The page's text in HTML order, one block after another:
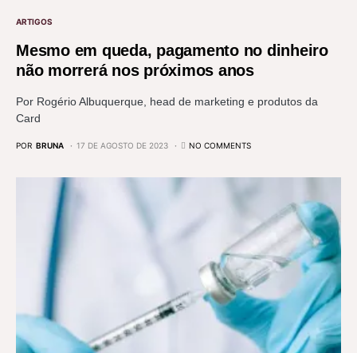
ARTIGOS
Mesmo em queda, pagamento no dinheiro
não morrerá nos próximos anos
Por Rogério Albuquerque, head de marketing e produtos da
Card
POR BRUNA 17 DE AGOSTO DE 2023 NO COMMENTS